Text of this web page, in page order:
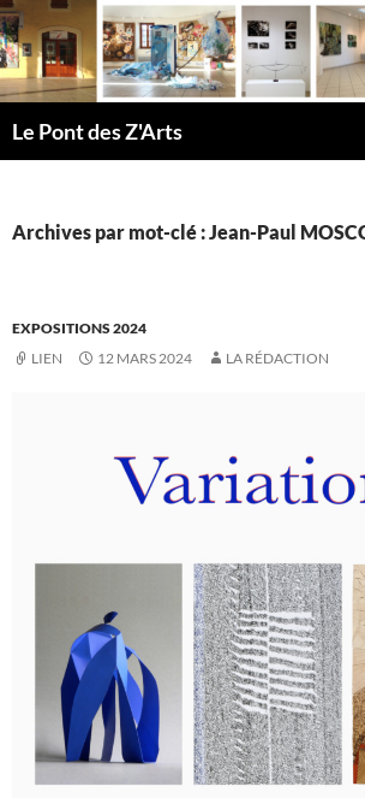
Aller
au
contenu
Le Pont des Z'Arts
Archives par mot-clé : Jean-Paul
EXPOSITIONS 2024
LIEN
12 MARS 2024 LA RÉDACTION